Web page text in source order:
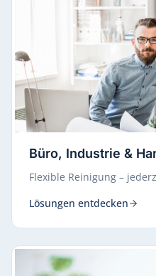
Büro, Industrie &
Flexible Reinigung –
Lösungen entdecken